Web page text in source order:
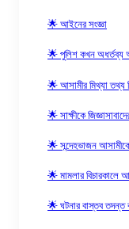
🌟 আইনের সংজ্ঞা
🌟 পুলিশ কখন অধর্তব্য
🌟 আসামীর মিথ্যা তথ্য
🌟 সাক্ষীকে
🌟 সন্দেহভাজন
🌟 মামলার বিচারকালে
🌟 ঘটনার বাস্তব তদন্ত